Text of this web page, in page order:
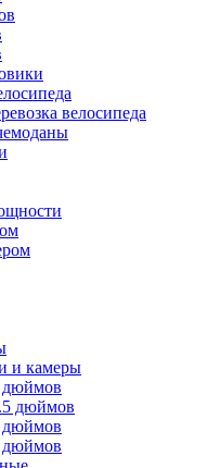
велосипеда
и камеры
дюймов